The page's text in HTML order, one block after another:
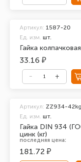
Гайка
Артикул: 1587-20
Ед. изм. шт.
33.16 ₽
Гайка DIN 934
цинк (кг)
Артикул: ZZ934-42kg
Ед. изм. шт.
последняя цена:
181.72 ₽